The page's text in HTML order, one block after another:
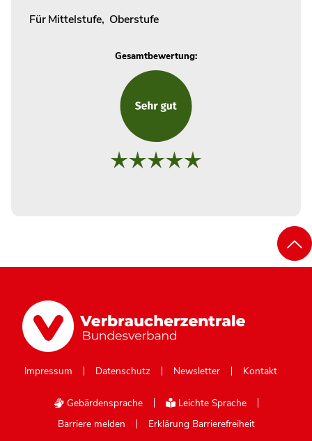
Für Mittelstufe, Oberstufe
Gesamtbewertung:
Impressum Datenschutz Newsletter Kontakt
Gebärdensprache
Leichte Sprache
Barriere melden
Erklärung Barrierefreiheit